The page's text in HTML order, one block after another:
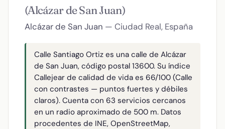
(Alcázar de San Juan)
Alcázar de San Juan — Ciudad Real, España
Calle Santiago Ortiz es una calle de Alcázar
de San Juan, código postal 13600. Su índice
Callejear de calidad de vida es 66/100 (Calle
con contrastes — puntos fuertes y débiles
claros). Cuenta con 63 servicios cercanos
en un radio aproximado de 500 m. Datos
procedentes de INE, OpenStreetMap,